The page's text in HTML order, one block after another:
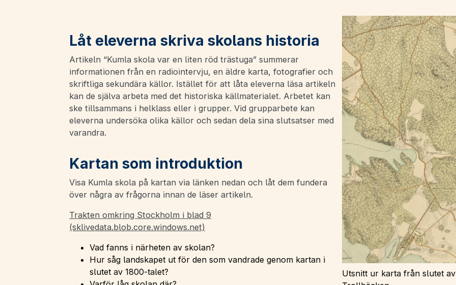
Låt eleverna skriva skolans historia
Artikeln “Kumla skola var en liten röd trästuga” summerar
informationen från en radiointervju, en äldre karta, fotografier och
skriftliga sekundära källor. Istället för att låta eleverna läsa artikeln
kan de själva arbeta med det historiska källmaterialet. Arbetet kan
ske tillsammans i helklass eller i grupper. Vid grupparbete kan
eleverna undersöka olika källor och sedan dela sina slutsatser med
varandra.
Kartan som introduktion
Visa Kumla skola på kartan via länken nedan och låt dem fundera
över några av frågorna innan de läser artikeln.
Trakten omkring Stockholm i blad 9
(sklivedata.blob.core.windows.net)
Vad fanns i närheten av skolan?
Hur såg landskapet ut för den som vandrade genom kartan i
slutet av 1800-talet?
Utsnitt ur karta från slutet